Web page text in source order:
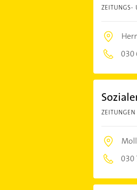
ZEITUNGS-
030
030